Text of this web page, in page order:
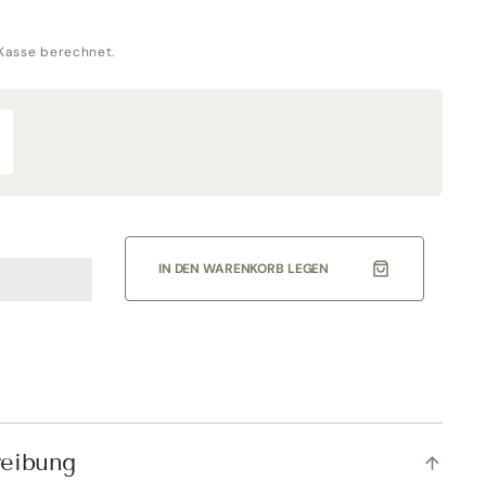
berechnet.
IN DEN WARENKORB LEGEN